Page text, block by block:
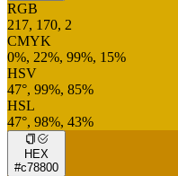
RGB
217, 170, 2
CMYK
0%, 22%, 99%, 15%
HSV
47°, 99%, 85%
HSL
47°, 98%, 43%
HEX
#c78800